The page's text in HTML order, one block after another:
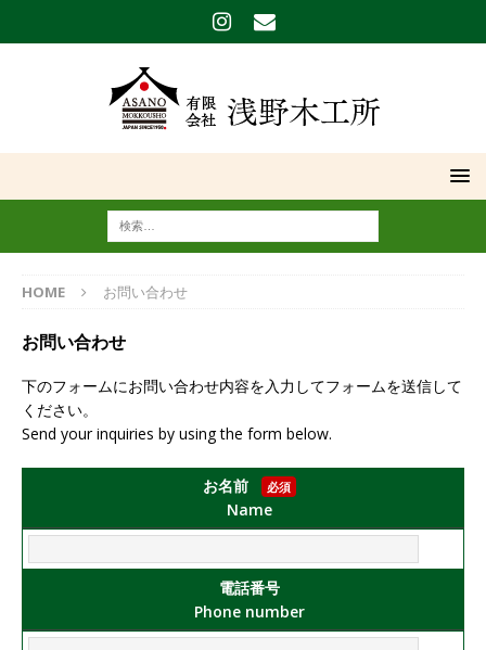
HOME お問い合わせ
お問い合わせ
下のフォームにお問い合わせ内容を入力してフォームを送信して
ください。
Send your inquiries by using the form below.
お名前 必須
Name
電話番号
Phone number